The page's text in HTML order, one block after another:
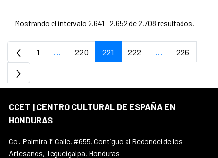
Mostrando el intervalo 2.641 - 2.652 de 2.708 resultados.
Página
1 ...Páginas intermedias Use TAB para
Página
220 Página
221 Página
222 ...PáginasPágina
226
CCET | CENTRO CULTURAL DE ESPAÑA EN
HONDURAS
Col. Palmira 1ª Calle, #655, Contiguo al Redondel de los
Artesanos, Tegucigalpa, Honduras